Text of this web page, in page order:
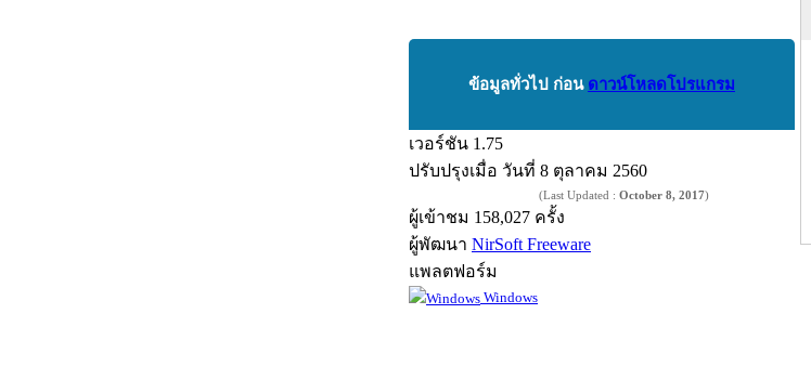
ข้อมูลทั่วไป ก่อน ดาวน์โหลดโปรแกรม
เวอร์ชัน 1.75
ปรับปรุงเมื่อ วันที่ 8 ตุลาคม 2560
(Last Updated : October 8, 2017)
ผู้เข้าชม 158,027 ครั้ง
ผู้พัฒนา NirSoft Freeware
แพลตฟอร์ม
Windows